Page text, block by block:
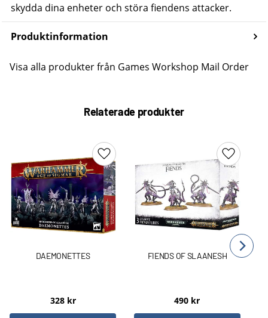
skydda dina enheter och störa fiendens attacker.
Produktinformation
Visa alla produkter från Games Workshop Mail Order
Relaterade produkter
DAEMONETTES
328kr
Lägg till i favoriter
FIENDS OF SLAANESH
490 kr
Lägg till